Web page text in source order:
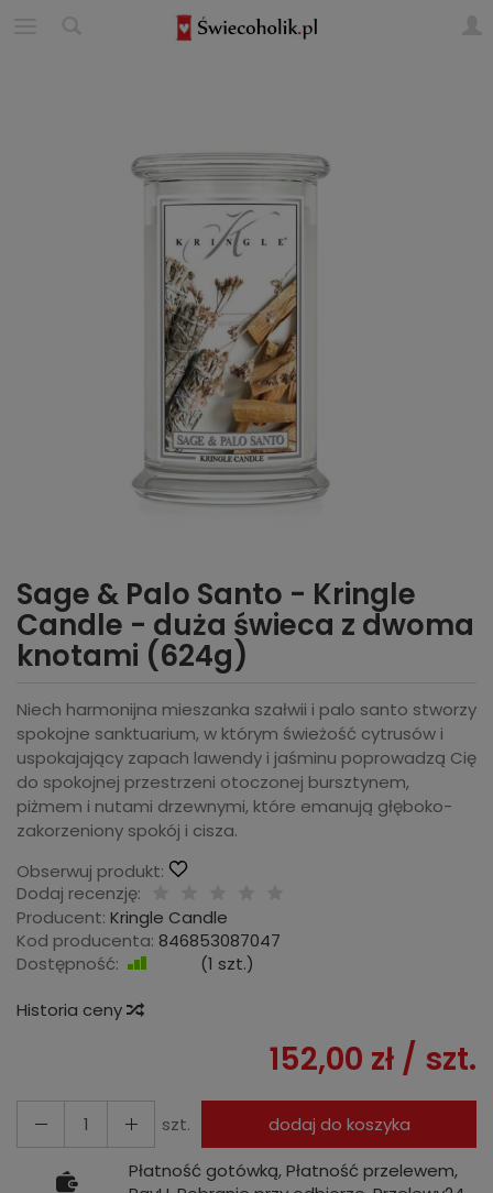
Sage & Palo Santo - Kringle
Candle - duża świeca z dwoma
knotami (624g)
Niech harmonijna mieszanka szałwii i palo santo stworzy
spokojne sanktuarium, w którym świeżość cytrusów i
uspokajający zapach lawendy i jaśminu poprowadzą Cię
do spokojnej przestrzeni otoczonej bursztynem,
piżmem i nutami drzewnymi, które emanują głęboko-
zakorzeniony spokój i cisza.
Obserwuj produkt:
Dodaj recenzję:
Producent: Kringle Candle
Kod producenta: 846853087047
Dostępność:
(1 szt.)
Historia ceny
152,00 zł / szt.
szt.
dodaj do koszyka
Płatność gotówką, Płatność przelewem,